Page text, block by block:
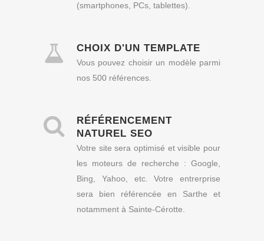
(smartphones, PCs, tablettes).
CHOIX D'UN TEMPLATE
Vous pouvez choisir un modèle parmi
nos 500 références.
RÉFÉRENCEMENT
NATUREL SEO
Votre site sera optimisé et visible pour
les moteurs de recherche : Google,
Bing, Yahoo, etc. Votre entrerprise
sera bien référencée en Sarthe et
notamment à Sainte-Cérotte.